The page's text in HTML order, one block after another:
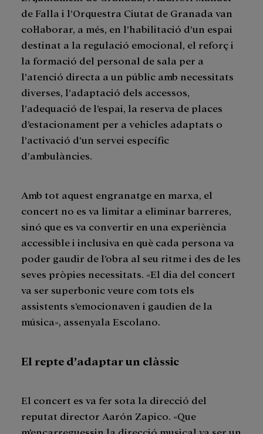
de Falla i l’Orquestra Ciutat de Granada van
col·laborar, a més, en l’habilitació d’un espai
destinat a la regulació emocional, el reforç i
la formació del personal de sala per a
l’atenció directa a un públic amb necessitats
diverses, l’adaptació dels accessos,
l’adequació de l’espai, la reserva de places
d’estacionament per a vehicles adaptats o
l’activació d’un servei específic
d’ambulàncies.
Amb tot aquest engranatge en marxa, el
concert no es va limitar a eliminar barreres,
sinó que es va convertir en una experiència
accessible i inclusiva en què cada persona va
poder gaudir de l’obra al seu ritme i des de les
seves pròpies necessitats. «El dia del concert
va ser superbonic veure com tots els
assistents s’emocionaven i gaudien de la
música», assenyala Escolano.
El repte d’adaptar un clàssic
El concert es va fer sota la direcció del
reputat director Aarón Zapico. «Que
m’encarreguessin la direcció musical va ser un